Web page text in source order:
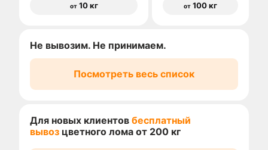
от10 кг от 100 кг
Не вывозим. Не принимаем.
Посмотреть весь список
Для новых клиентов бесплатный
вывоз цветного лома от 200 кг